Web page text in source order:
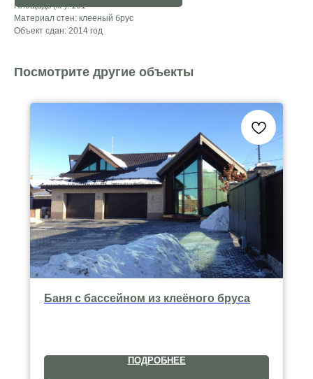
Площадь (м²): 191
Материал стен: клееный брус
Объект сдан: 2014 год
Посмотрите другие объекты
Баня с бассейном из клеёного бруса
ПОДРОБНЕЕ